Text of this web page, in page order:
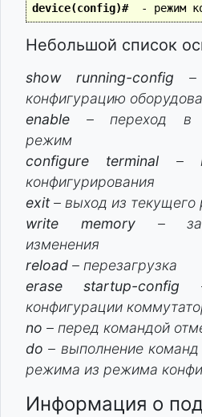
device(config)#
Небольшой список
show running-config –
конфигурацию
enable – переход в
режим
configure terminal –
конфигурирования
exit– выход из
write memory–
изменения
reload – перезагрузка
erase startup-config
конфигурации
no – перед командой
do – выполнение команд
режима из режима
Информация о